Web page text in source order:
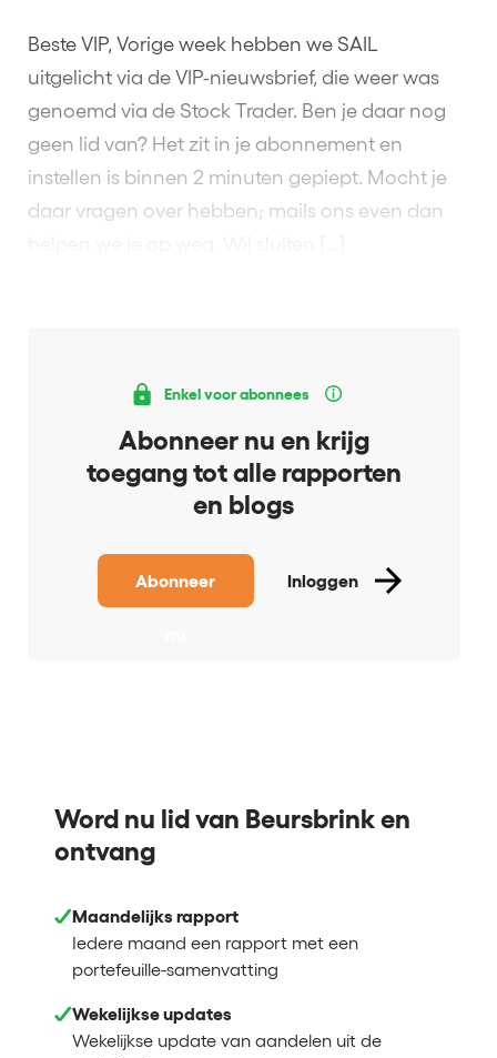
Beste VIP, Vorige week hebben we SAIL
uitgelicht via de VIP-nieuwsbrief, die weer was
genoemd via de Stock Trader. Ben je daar nog
geen lid van? Het zit in je abonnement en
instellen is binnen 2 minuten gepiept. Mocht je
daar vragen over hebben; mails ons even dan
Enkel voor abonnees
Abonneer nu en krijg
toegang tot alle rapporten
en blogs
Abonneer Inloggen
Word nu lid van Beursbrink en
ontvang
Maandelijks rapport
Iedere maand een rapport met een
portefeuille-samenvatting
Wekelijkse updates
Wekelijkse update van aandelen uit de